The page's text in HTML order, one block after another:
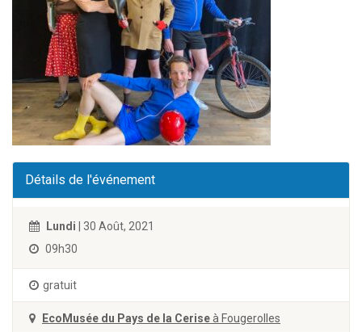
Détails de l'événement
Lundi | 30 Août, 2021
09h30
gratuit
EcoMusée du Pays de la Ceriseà Fougerolles